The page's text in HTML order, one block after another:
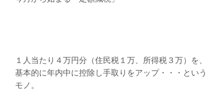
１人当たり４万円分（住民税１万、所得税３万）を、
基本的に年内中に控除し手取りをアップ・・・という
モノ。